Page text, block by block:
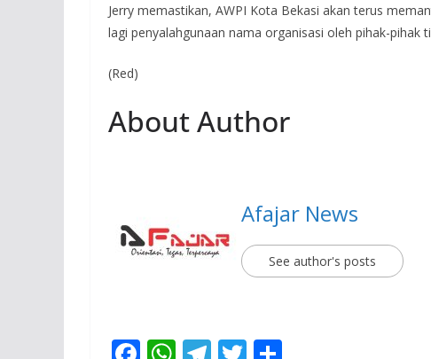
Jerry memastikan, AWPI Kota Bekasi akan terus
lagi penyalahgunaan nama organisasi oleh pihak-pihak
(Red)
About Author
Afajar News
See author's posts